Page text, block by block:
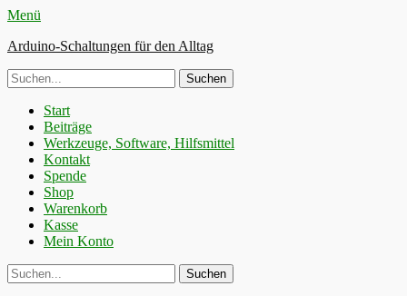
Menü
Arduino-Schaltungen für den Alltag
Suche
nach:
Primäres
Menü
Zum
Inhalt
springen
Start
Beiträge
Werkzeuge, Software, Hilfsmittel
Kontakt
Spende
Shop
Warenkorb
Kasse
Mein Konto
Suchen
Suche
nach: